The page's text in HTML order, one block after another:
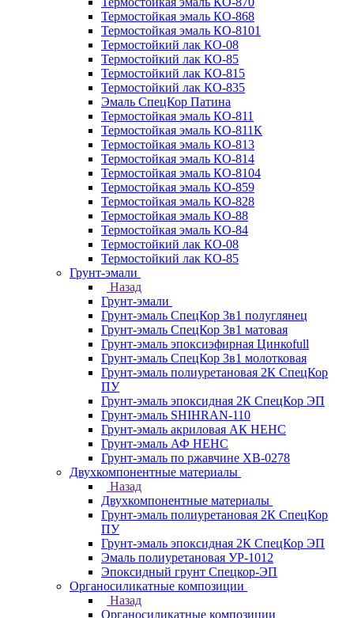
Термостойкая эмаль КО-868
Термостойкая эмаль КО-8101
Термостойкий лак КО-08
Термостойкий лак КО-85
Термостойкий лак КО-815
Термостойкий лак КО-835
Эмаль СпецКор Патина
Термостойкая эмаль КО-811
Термостойкая эмаль КО-811К
Термостойкая эмаль КО-813
Термостойкая эмаль КО-814
Термостойкая эмаль КО-8104
Термостойкая эмаль КО-859
Термостойкая эмаль КО-828
Термостойкая эмаль КО-88
Термостойкая эмаль КО-84
Термостойкий лак КО-08
Термостойкий лак КО-85
Грунт-эмали
Назад
Грунт-эмали
Грунт-эмаль СпецКор 3в1 полуглянец
Грунт-эмаль СпецКор 3в1 матовая
Грунт-эмаль эпоксиэфирная Цинкоfull
Грунт-эмаль СпецКор 3в1 молотковая
Грунт-эмаль полиуретановая 2К СпецКор
ПУ
Грунт-эмаль эпоксидная 2К СпецКор ЭП
Грунт-эмаль SHIHRAN-110
Грунт-эмаль акриловая АК НЕНС
Грунт-эмаль АФ НЕНС
Грунт-эмаль по ржавчине ХВ-0278
Двухкомпонентные материалы
Назад
Двухкомпонентные материалы
Грунт-эмаль полиуретановая 2К СпецКор
ПУ
Грунт-эмаль эпоксидная 2К СпецКор ЭП
Эмаль полиуретановая УР-1012
Эпоксидный грунт Спецкор-ЭП
Органосиликатные композиции
Назад
Органосиликатные композиции